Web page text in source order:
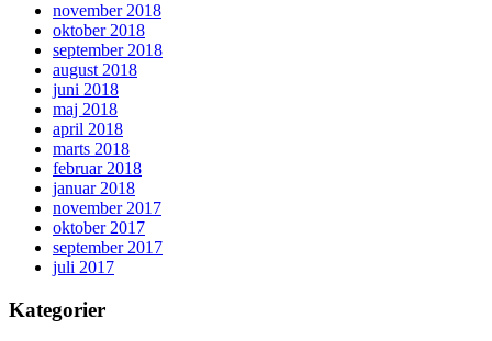
november 2018
oktober 2018
september 2018
august 2018
juni 2018
maj 2018
april 2018
marts 2018
februar 2018
januar 2018
november 2017
oktober 2017
september 2017
juli 2017
Kategorier